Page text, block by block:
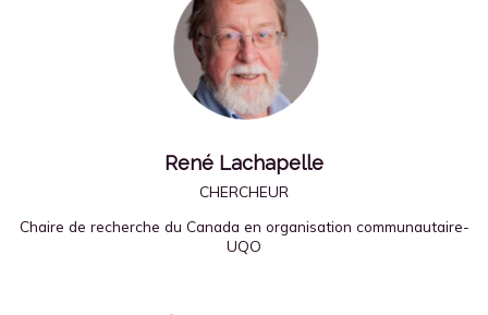
René Lachapelle
CHERCHEUR
Chaire de recherche du Canada en organisation communautaire-
UQO